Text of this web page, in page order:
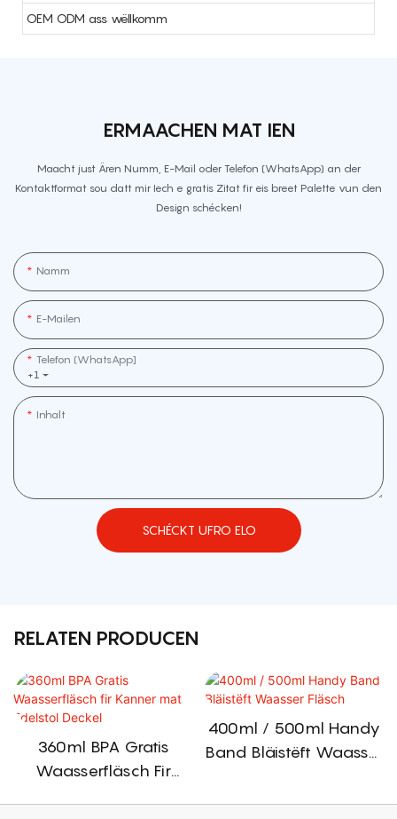
OEM ODM ass wëllkomm
ERMAACHEN MAT IEN
Maacht just Ären Numm, E-Mail oder Telefon (WhatsApp) an der
Kontaktformat sou datt mir Iech e gratis Zitat fir eis breet Palette vun den
Design schécken!
Namm
E-Mailen
+1
Telefon (WhatsApp]
Inhalt
SCHÉCKT UFRO ELO
RELATEN PRODUCEN
360ml BPA Gratis
Waasserfläsch Fir
400ml / 500ml Handy
Band Bläistëft Waasser